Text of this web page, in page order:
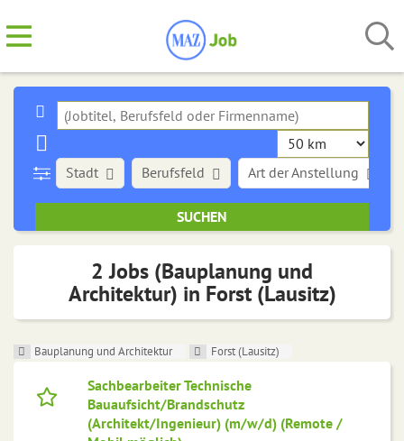
Stadt Art der Anstellung
Berufsfeld
2 Jobs (Bauplanung und
Architektur) in Forst (Lausitz)
Bauplanung und Architektur Forst (Lausitz)
Sachbearbeiter Technische
Bauaufsicht/Brandschutz
(Architekt/Ingenieur) (m/w/d) (Remote /